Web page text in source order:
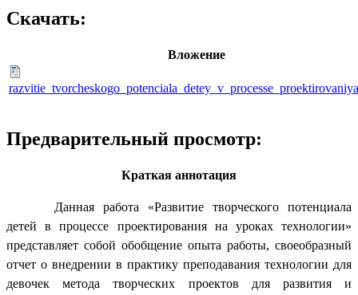
Скачать:
Вложение
Предварительный просмотр:
Краткая аннотация
Данная работа «Развитие творческого потенциала
детей в процессе проектирования на уроках технологии»
представляет собой обобщение опыта работы, своеобразный
отчет о внедрении в практику преподавания технологии для
девочек метода творческих проектов для развития и